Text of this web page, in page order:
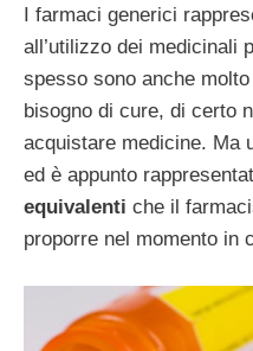
I farmaci generici
all’utilizzo dei medicinali
spesso sono anche
bisogno di cure, di certo
acquistare medicine. Ma
ed è appunto
equivalenti che il
proporre nel momento in